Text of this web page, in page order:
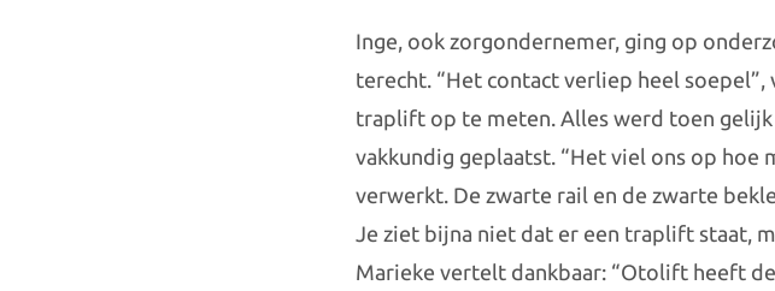
Inge, ook zorgondernemer, ging op
terecht. “Het contact verliep heel
traplift op te meten. Alles werd toen
vakkundig geplaatst. “Het viel ons op
verwerkt. De zwarte rail en de zwarte
Je ziet bijna niet dat er een traplift staat,
Marieke vertelt dankbaar: “Otolift heeft